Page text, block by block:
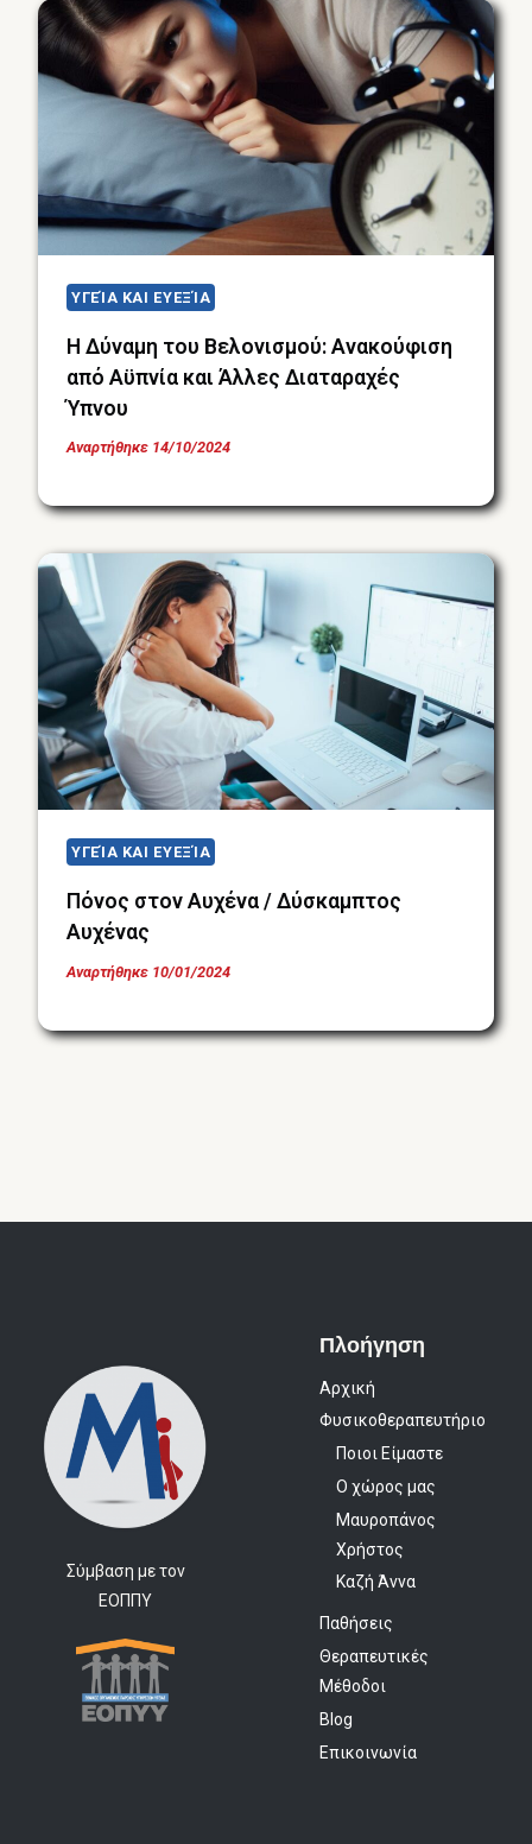
ΥΓΕΊΑ ΚΑΙ ΕΥΕΞΊΑ
Η Δύναμη του Βελονισμού: Ανακούφιση
από Αϋπνία και Άλλες Διαταραχές
Ύπνου
Αναρτήθηκε 14/10/2024
ΥΓΕΊΑ ΚΑΙ ΕΥΕΞΊΑ
Πόνος στον Αυχένα / Δύσκαμπτος
Αυχένας
Αναρτήθηκε 10/01/2024
Σύμβαση με τον
ΕΟΠΠΥ
Πλοήγηση
Αρχική
Φυσικοθεραπευτήριο
Ποιοι Είμαστε
Ο χώρος μας
Μαυροπάνος
Χρήστος
Καζή Άννα
Παθήσεις
Θεραπευτικές
Μέθοδοι
Blog
Επικοινωνία